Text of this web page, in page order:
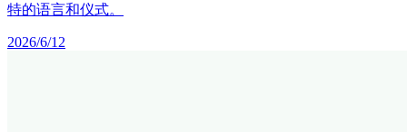
特的语言和仪式。
2026/6/12